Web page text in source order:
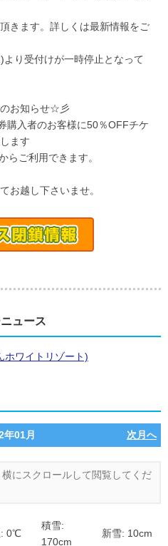
きます。詳しくは最新情報をご
り受付けが一時停止となって
お知らせ☆彡
購入者のお客様に50％OFFチケ
ます
らご利用できます。
お越し下さいませ。
ュース
ホワイトリゾート)
年01月 次月へ
: 0℃
積雪:
170cm
新雪: 10cm